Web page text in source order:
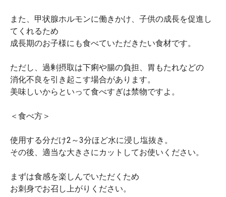
また、甲状腺ホルモンに働きかけ、子供の成長を促進し
てくれるため
成長期のお子様にも食べていただきたい食材です。
ただし、過剰摂取は下痢や腸の負担、胃もたれなどの
消化不良を引き起こす場合があります。
美味しいからといって食べすぎは禁物ですよ。
＜食べ方＞
使用する分だけ2～3分ほど水に浸し塩抜き。
その後、適当な大きさにカットしてお使いください。
まずは食感を楽しんでいただくため
お刺身でお召し上がりください。